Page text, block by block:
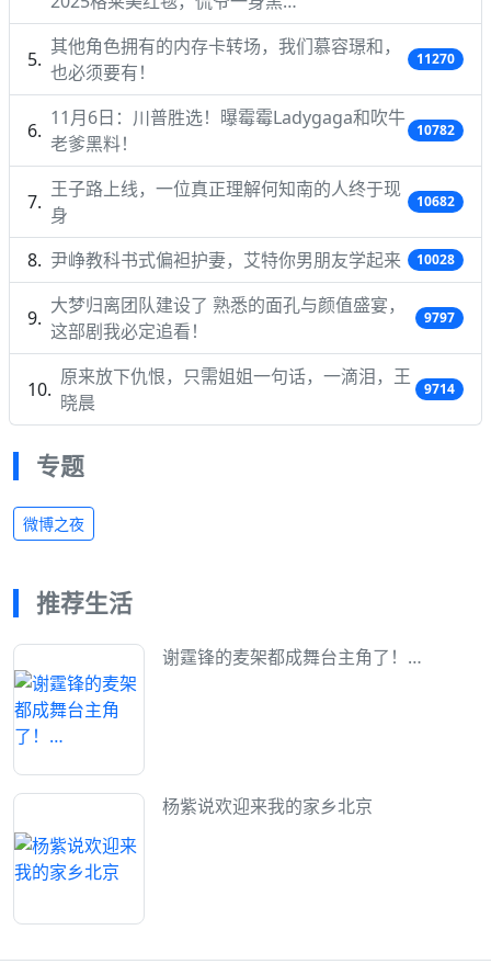
其他角色拥有的内存卡转场，我们慕容璟和，
也必须要有！
11270
11月6日：川普胜选！曝霉霉Ladygaga和吹牛
老爹黑料！
10782
王子路上线，一位真正理解何知南的人终于现
身
10682
尹峥教科书式偏袒护妻，艾特你男朋友学起来 10028
大梦归离团队建设了 熟悉的面孔与颜值盛宴，
这部剧我必定追看！
9797
原来放下仇恨，只需姐姐一句话，一滴泪，王
晓晨
9714
专题
微博之夜
推荐生活
谢霆锋的麦架都成舞台主角了！…
杨紫说欢迎来我的家乡北京